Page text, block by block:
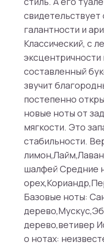
галантности и
Классический, с
составленный
звучит
постепенно
новые ноты от
мягкости. Это
стабильности.
шалфей Средние
Базовые ноты:
дерево,ветивер
о нотах: